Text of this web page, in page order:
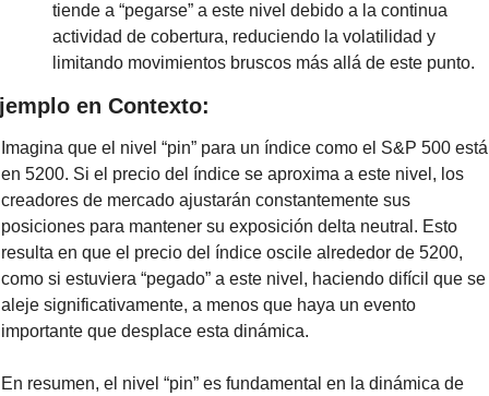
tiende a “pegarse” a este nivel debido a la continua
actividad de cobertura, reduciendo la volatilidad y
limitando movimientos bruscos más allá de este punto.
en Contexto:
Imagina que el nivel “pin” para un índice como el S&P 500 está
en 5200. Si el precio del índice se aproxima a este nivel, los
creadores de mercado ajustarán constantemente sus
posiciones para mantener su exposición delta neutral. Esto
resulta en que el precio del índice oscile alrededor de 5200,
como si estuviera “pegado” a este nivel, haciendo difícil que se
aleje significativamente, a menos que haya un evento
importante que desplace esta dinámica.
En resumen, el nivel “pin” es fundamental en la dinámica de